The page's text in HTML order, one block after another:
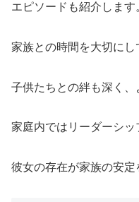
エピソードも紹介します
家族との時間を大切にし
子供たちとの絆も深く、
家庭内ではリーダーシッ
彼女の存在が家族の安定